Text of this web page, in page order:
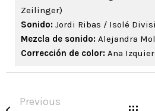
Zeilinger)
Sonido: Jordi Ribas / Isolé
Mezcla de sonido: Alejandra
Corrección de color: Ana
Previous